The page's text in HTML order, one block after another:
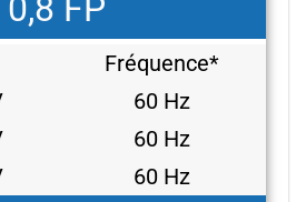
0,8 FP
Fréquence*
60 Hz
60 Hz
60 Hz